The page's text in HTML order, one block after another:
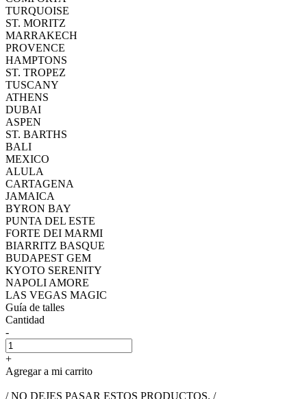
TURQUOISE
ST. MORITZ
MARRAKECH
PROVENCE
HAMPTONS
ST. TROPEZ
TUSCANY
ATHENS
DUBAI
ASPEN
ST. BARTHS
BALI
MEXICO
ALULA
CARTAGENA
JAMAICA
BYRON BAY
PUNTA DEL ESTE
FORTE DEI MARMI
BIARRITZ BASQUE
BUDAPEST GEM
KYOTO SERENITY
NAPOLI AMORE
LAS VEGAS MAGIC
Guía de talles
Cantidad
-
+
Agregar a mi carrito
/ NO DEJES PASAR ESTOS PRODUCTOS. /